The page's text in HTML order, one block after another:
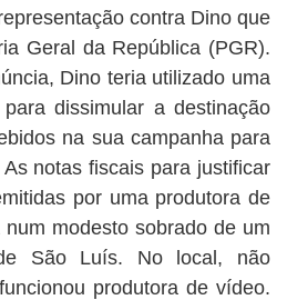
contra Dino que
Geral da República (PGR).
Dino teria utilizado uma
dissimular a destinação
na sua campanha para
notas fiscais para justificar
por uma produtora de
modesto sobrado de um
São Luís. No local, não
produtora de vídeo.